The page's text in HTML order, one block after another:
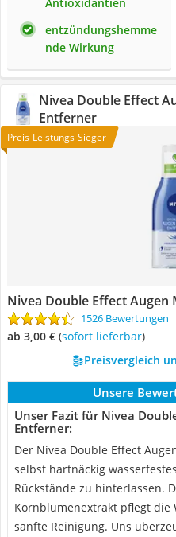
entzündungshemme
nde Wirkung
Nivea Double Effect
Entferner
Preis-Leistungs-Sieger
Nivea Double Effect Augen
1526 Bewertungen
ab 3,00 € ( Sofort lieferbar)
Preisvergleich
Unsere
Unser Fazit für Nivea
Entferner:
Der Nivea Double Effect
selbst hartnäckig
Rückstände zu hinterlassen.
Kornblumenextrakt pflegt
sanfte Reinigung. Uns